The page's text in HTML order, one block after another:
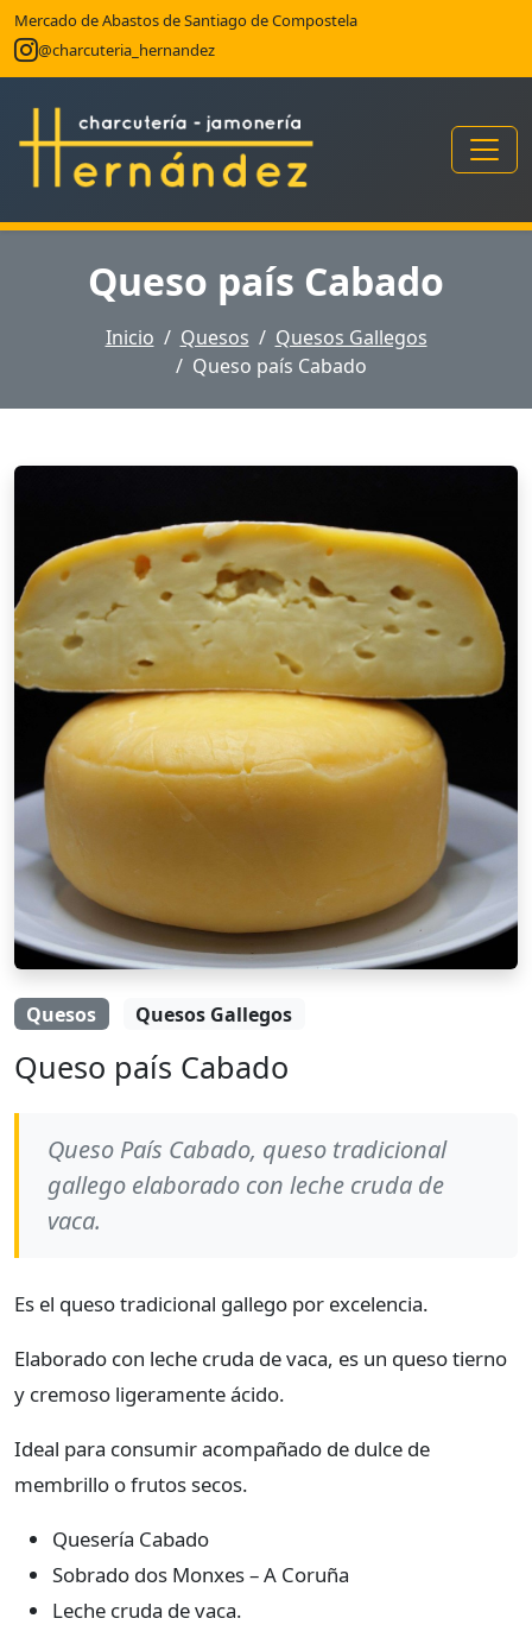
Mercado de Abastos de Santiago de Compostela
@charcuteria_hernandez
Queso país Cabado
Inicio Quesos
Quesos Gallegos
Queso país Cabado
Quesos Quesos Gallegos
Queso país Cabado
Queso País Cabado, queso tradicional
gallego elaborado con leche cruda de
vaca.
Es el queso tradicional gallego por excelencia.
Elaborado con leche cruda de vaca, es un queso tierno
y cremoso ligeramente ácido.
Ideal para consumir acompañado de dulce de
membrillo o frutos secos.
Quesería Cabado
Sobrado dos Monxes – A Coruña
Leche cruda de vaca.